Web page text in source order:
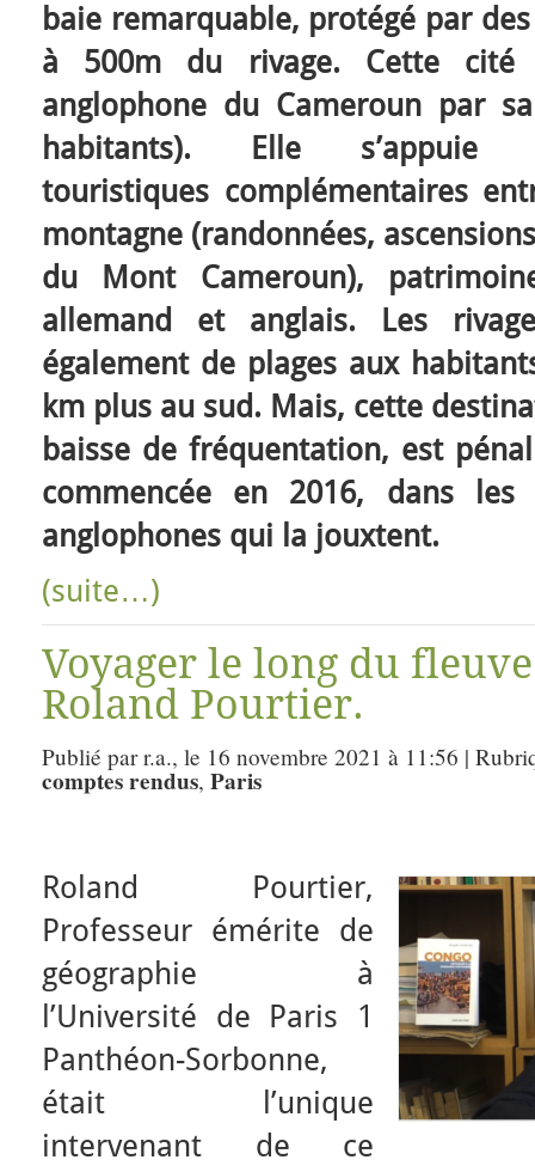
baie remarquable, protégé par
à 500m du rivage. Cette
anglophone du Cameroun par
habitants). Elle
touristiques complémentaires
montagne (randonnées,
du Mont Cameroun),
allemand et anglais. Les
également de plages aux
km plus au sud. Mais, cette
baisse de fréquentation, est
commencée en 2016, dans les
anglophones qui la jouxtent.
(suite…)
Voyager le long du
Roland Pourtier.
Publié par r.a., le 16 novembre 2021 à 11:56 |
comptes rendus, Paris
Roland Pourtier,
Professeur émérite de
géographie à
l’Université de Paris 1
Panthéon-Sorbonne,
était l’unique
intervenant de ce